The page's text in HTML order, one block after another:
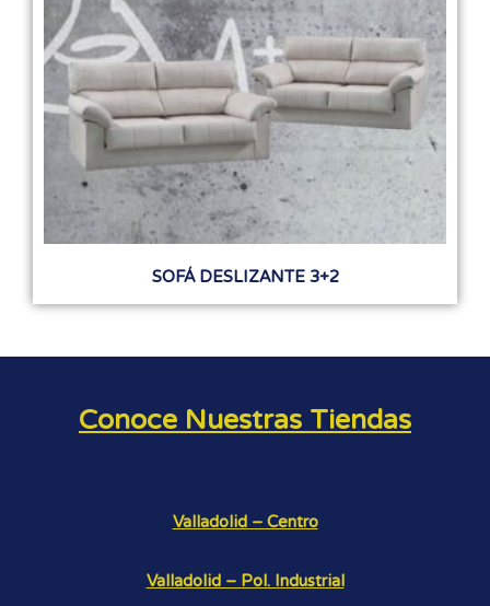
SOFÁ DESLIZANTE 3+2
Conoce Nuestras Tiendas
Valladolid – Centro
Valladolid – Pol. Industrial